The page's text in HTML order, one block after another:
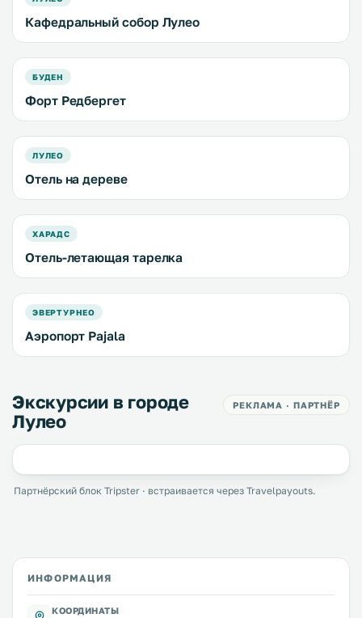
Кафедральный собор Лулео
БУДЕН
Форт Редбергет
ЛУЛЕО
Отель на дереве
ХАРАДС
Отель-летающая тарелка
ЭВЕРТУРНЕО
Аэропорт Pajala
Экскурсии в городе
Лулео
РЕКЛАМА · ПАРТНЁР
Партнёрский блок Tripster · встраивается через Travelpayouts.
ИНФОРМАЦИЯ
КООРДИНАТЫ